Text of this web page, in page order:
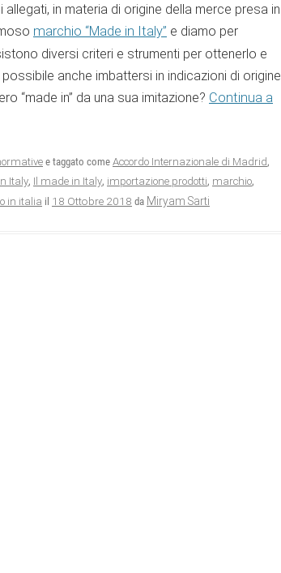
allegati, in materia di origine della merce presa in
marchio “Made in Italy” e diamo per
diversi criteri e strumenti per ottenerlo e
anche imbattersi in indicazioni di origine
“made in” da una sua imitazione? Continua a
e taggato come Accordo Internazionale di Madrid ,
Italy, Il made in Italy, importazione prodotti, marchio,
in italia il 18 Ottobre 2018 da Miryam Sarti